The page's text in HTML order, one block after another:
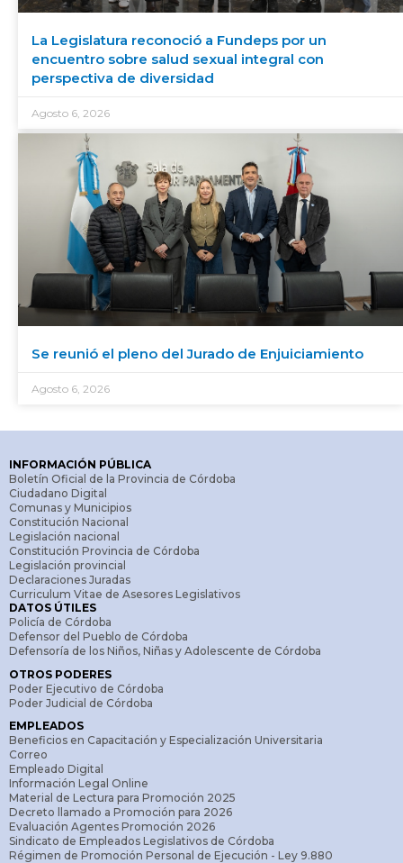
La Legislatura reconoció a Fundeps por un
encuentro sobre salud sexual integral con
perspectiva de diversidad
Agosto 6, 2026
Se reunió el pleno del Jurado de Enjuiciamiento
Agosto 6, 2026
INFORMACIÓN PÚBLICA
Boletín Oficial de la Provincia de Córdoba
Ciudadano Digital
Comunas y Municipios
Constitución Nacional
Legislación nacional
Constitución Provincia de Córdoba
Legislación provincial
Declaraciones Juradas
Curriculum Vitae de Asesores Legislativos
DATOS ÚTILES
Policía de Córdoba
Defensor del Pueblo de Córdoba
Defensoría de los Niños, Niñas y Adolescente de Córdoba
OTROS PODERES
Poder Ejecutivo de Córdoba
Poder Judicial de Córdoba
EMPLEADOS
Beneficios en Capacitación y Especialización Universitaria
Correo
Empleado Digital
Información Legal Online
Material de Lectura para Promoción 2025
Decreto llamado a Promoción para 2026
Evaluación Agentes Promoción 2026
Sindicato de Empleados Legislativos de Córdoba
Régimen de Promoción Personal de Ejecución - Ley 9.880